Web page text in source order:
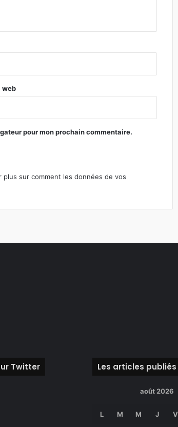
web
pour mon prochain commentaire.
plus sur comment les données de vos
Twitter Les articles publiés
août 2026
L M M J V